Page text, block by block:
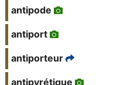
antipode
antiport
antiporteur
antipyrétique